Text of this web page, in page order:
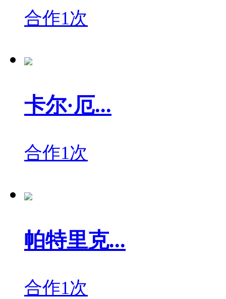
合作1次
卡尔·厄...
合作1次
帕特里克...
合作1次